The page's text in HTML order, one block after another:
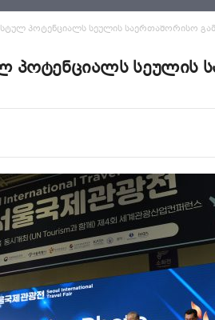
პოტენციალს სეულის საერთაშორისო
სეულის